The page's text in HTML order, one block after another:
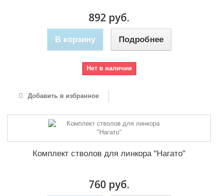
892 руб.
В корзину Подробнее
Нет в наличии
Добавить в избранное
Комплект стволов для линкора "Нагато"
760 руб.